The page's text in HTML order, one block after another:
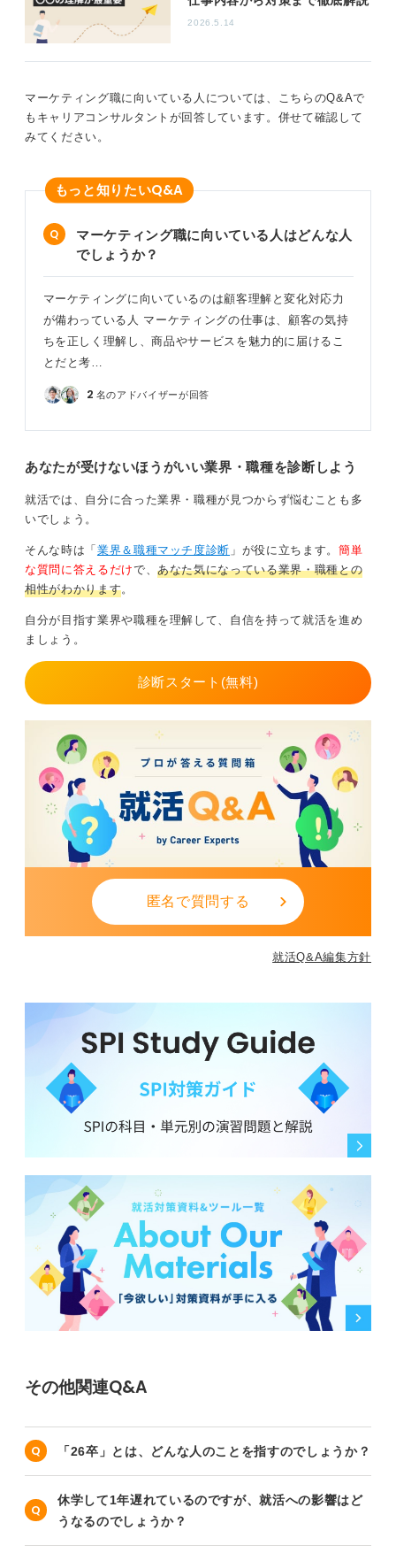
ただし、マーケティングも非常に幅広い分野です。
Webマーケティング（SEO対策など）、コンテンツマー
品企画、販促チラシの作成、キャンペーンの企画・実行
など、具体的にどのような業務に取り組みたいのかを明
確にしておくと、より効果的なアピールができます。
の経験を特定のマーケティング分野に絞って活かすこと
チラシ作成に興味があるなら、営業経験で「どの業界
で、どんな顧客心理に対応し、どんな資料が喜ばれた
か」を語れると、経験の活用に説得力が出ます。
体的に伝えることで、採用担当者に「この人なら活躍で
きそう」とイメージしてもらいやすくなります。
0
2026.5.14
マーケティング職に向いている人については、こちらのQ&Aで
もキャリアコンサルタントが回答しています。併せて確認して
みてください。
もっと知りたいQ&A
マーケティング職に向いている人はどんな人
でしょうか？
マーケティングに向いているのは顧客理解と変化対応力
が備わっている人 マーケティングの仕事は、顧客の気持
ちを正しく理解し、商品やサービスを魅力的に届けるこ
とだと考…
2 名のアドバイザーが回答
あなたが受けないほうがいい業界・職種を診断しよう
就活では、自分に合った業界・職種が見つからず悩むことも多
いでしょう。
そんな時は「 業界＆職種マッチ度診断 」が役に立ちます。 簡単
な質問に答えるだけで、あなた気になっている業界・職種との
相性がわかります。
自分が目指す業界や職種を理解して、自信を持って就活を進め
ましょう。
診断スタート(無料)
匿名で質問する
就活Q&A編集方針
その他関連Q&A
「26卒」とは、どんな人のことを指すのでしょうか？
休学して1年遅れているのですが、就活への影響はど
うなるのでしょうか？